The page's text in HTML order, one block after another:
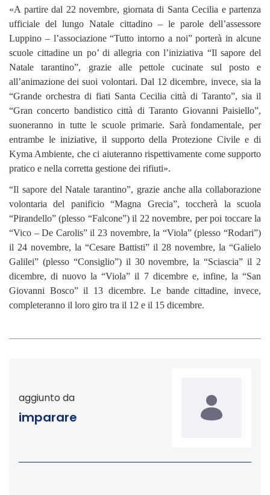
«A partire dal 22 novembre, giornata di Santa Cecilia e partenza
ufficiale del lungo Natale cittadino – le parole dell’assessore
Luppino – l’associazione “Tutto intorno a noi” porterà in alcune
scuole cittadine un po’ di allegria con l’iniziativa “Il sapore del
Natale tarantino”, grazie alle pettole cucinate sul posto e
all’animazione dei suoi volontari. Dal 12 dicembre, invece, sia la
“Grande orchestra di fiati Santa Cecilia città di Taranto”, sia il
“Gran concerto bandistico città di Taranto Giovanni Paisiello”,
suoneranno in tutte le scuole primarie. Sarà fondamentale, per
entrambe le iniziative, il supporto della Protezione Civile e di
Kyma Ambiente, che ci aiuteranno rispettivamente come supporto
pratico e nella corretta gestione dei rifiuti».
“Il sapore del Natale tarantino”, grazie anche alla collaborazione
volontaria del panificio “Magna Grecia”, toccherà la scuola
“Pirandello” (plesso “Falcone”) il 22 novembre, per poi toccare la
“Vico – De Carolis” il 23 novembre, la “Viola” (plesso “Rodari”)
il 24 novembre, la “Cesare Battisti” il 28 novembre, la “Galielo
Galilei” (plesso “Consiglio”) il 30 novembre, la “Sciascia” il 2
dicembre, di nuovo la “Viola” il 7 dicembre e, infine, la “San
Giovanni Bosco” il 13 dicembre. Le bande cittadine, invece,
completeranno il loro giro tra il 12 e il 15 dicembre.
aggiunto da
imparare